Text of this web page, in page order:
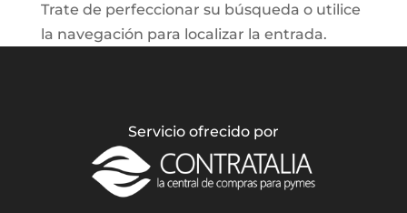
Trate de perfeccionar su búsqueda o utilice
la navegación para localizar la entrada.
Servicio ofrecido por